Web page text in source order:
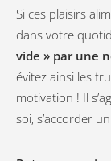
Si ces plaisirs
dans votre
vide » par une
évitez ainsi les
motivation ! Il
soi, s’accorder